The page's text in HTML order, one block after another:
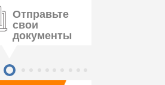
Отправьте
свои
документы